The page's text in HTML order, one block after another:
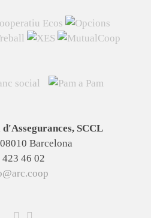
SCCL
Barcelona
423 46 02